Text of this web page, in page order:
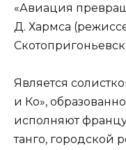
«Авиация
Д. Хармса
Является
и Ко»,
исполняют
танго, городской